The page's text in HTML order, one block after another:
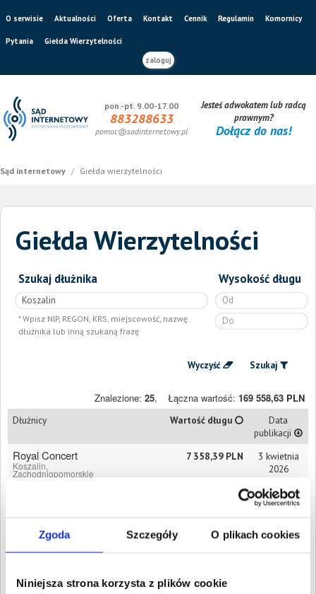
Zgoda Szczegóły O plikach cookies
Niniejsza strona korzysta z plików cookie
O serwisie Aktualności Oferta Kontakt Cennik Regulamin Komornicy
Pytania
Giełda Wierzytelności
zaloguj
pon.-pt. 9.00-17.00
883288633
pomoc@sadinternetowy.pl
Jesteś adwokatem lub radcą
prawnym?
Dołącz do nas!
Sąd internetowy / Giełda wierzytelności
Giełda Wierzytelności
Szukaj dłużnika
Wpisz NIP, REGON, KRS, miejscowość, nazwę
dłużnika lub inną szukaną frazę
Wysokość długu
Wyczyść Szukaj
Znalezione: 25, Łączna wartość: 169 558,63 PLN
Dłużnicy Wartość długu
Data
publikacji
Royal Concert
Koszalin,
Zachodniopomorskie
7 358,39 PLN
3 kwietnia
2026
OGRANICZONĄ
ODPOWIEDZIALNOŚCIĄ
Koszalin,
4 120,41 PLN
9 stycznia
2026
POŚREDNICTWO
9 323,37 PLN